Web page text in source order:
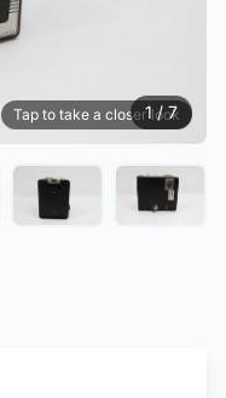
Tap to take a closer look
1 / 7